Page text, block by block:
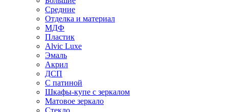
Средние
Отделка и материал
МДФ
Пластик
Alvic Luxe
Эмаль
Акрил
ДСП
С патиной
Шкафы-купе с зеркалом
Матовое зеркало
Стекло